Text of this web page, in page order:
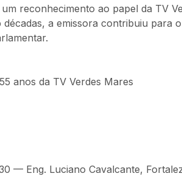
reconhecimento ao papel da TV
a emissora contribuiu para
anos da TV Verdes Mares
— Eng. Luciano Cavalcante,